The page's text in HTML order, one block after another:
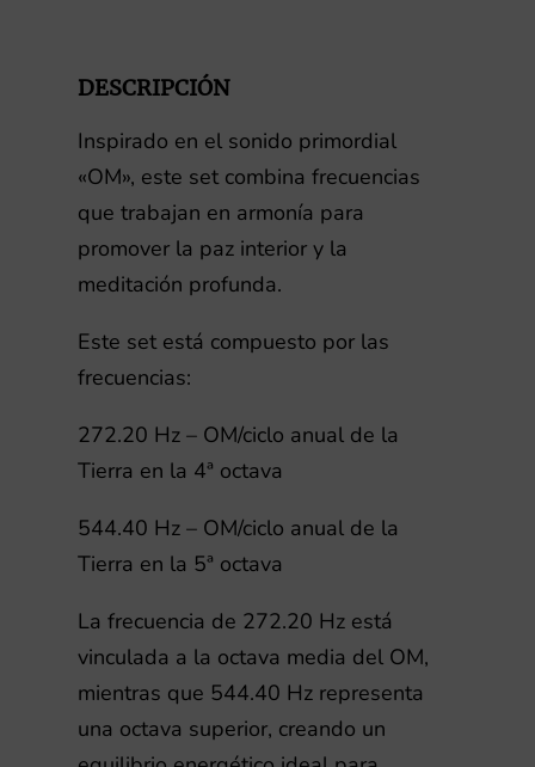
terciopelo
baqueta.
SIN
pesas
DESCRIPCIÓN
Inspirado en el sonido primordial
«OM», este set combina frecuencias
que trabajan en armonía para
promover la paz interior y la
meditación profunda.
Este set está compuesto por las
frecuencias:
272.20 Hz – OM/ciclo anual de la
Tierra en la 4ª octava
544.40 Hz – OM/ciclo anual de la
Tierra en la 5ª octava
La frecuencia de 272.20 Hz está
vinculada a la octava media del OM,
mientras que 544.40 Hz representa
una octava superior, creando un